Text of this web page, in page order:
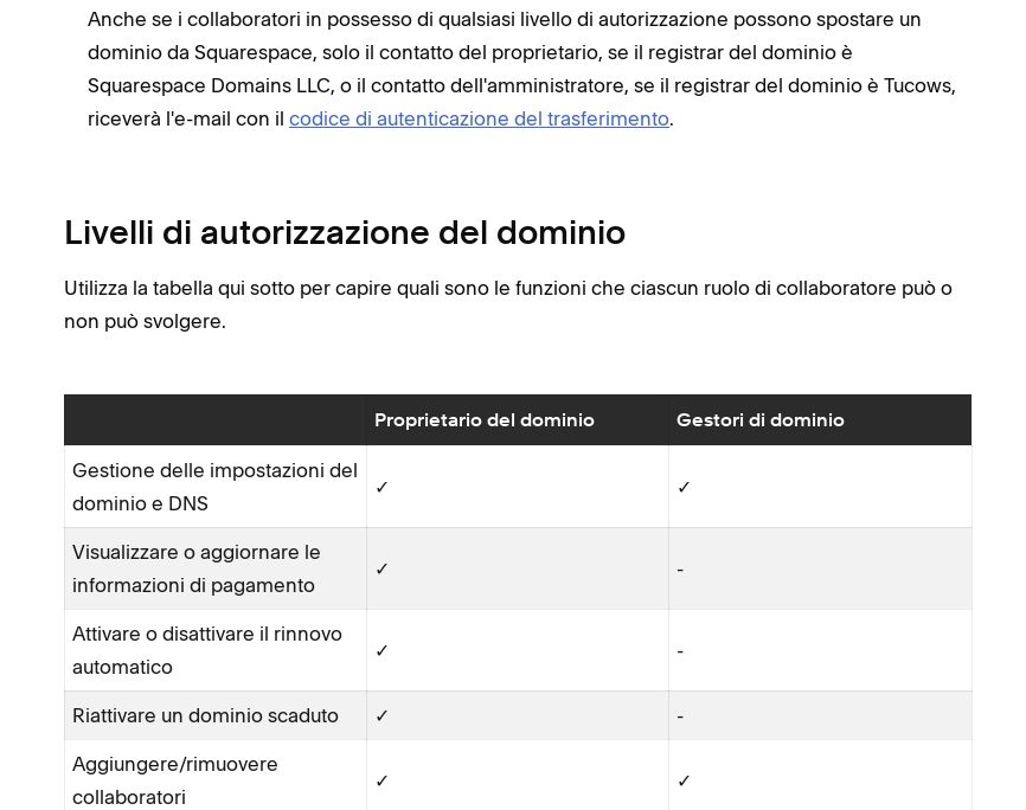
Anche se i collaboratori in possesso di qualsiasi livello di autorizzazione possono spostare un
dominio da Squarespace, solo il contatto del proprietario, se il registrar del dominio è
Squarespace Domains LLC, o il contatto dell'amministratore, se il registrar del dominio è Tucows,
riceverà l'e-mail con il codice di autenticazione del trasferimento.
Livelli di autorizzazione del dominio
Utilizza la tabella qui sotto per capire quali sono le funzioni che ciascun ruolo di collaboratore può o
non può svolgere.
Proprietario del dominio Gestori di dominio
Gestione delle impostazioni del
dominio e DNS
✓ ✓
Visualizzare o aggiornare le
informazioni di pagamento
✓ -
Attivare o disattivare il rinnovo
automatico
✓ -
Riattivare un dominio scaduto ✓ -
Aggiungere/rimuovere
collaboratori
✓ ✓